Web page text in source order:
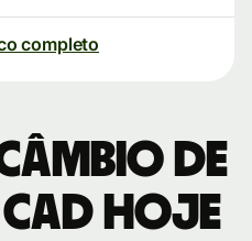
completo
de
CAD hoje